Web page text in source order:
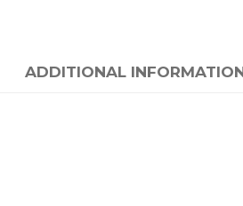
ADDITIONAL